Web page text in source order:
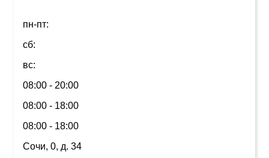
пн-пт:
сб:
вс:
08:00 - 20:00
08:00 - 18:00
08:00 - 18:00
Сочи, 0, д. 34